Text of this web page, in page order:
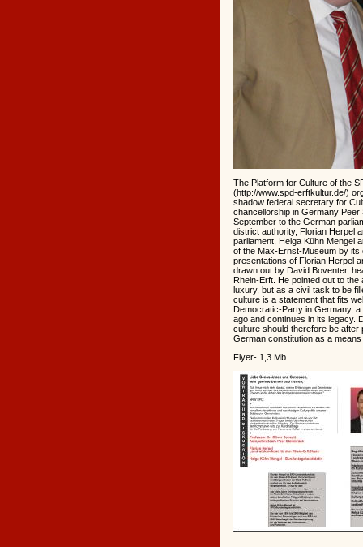
The Platform for Culture of the
(http://www.spd-erftkultur.de/)
shadow federal secretary for
chancellorship in Germany
September to the German
district authority, Florian Herpel
parliament, Helga Kühn Mengel
of the Max-Ernst-Museum by its
presentations of Florian Herpel
drawn out by David Boventer,
Rhein-Erft. He pointed out to
luxury, but as a civil task to be
culture is a statement that fits
Democratic-Party in Germany,
ago and continues in its legacy.
culture should therefore be after
German constitution as a
Flyer- 1,3 Mb